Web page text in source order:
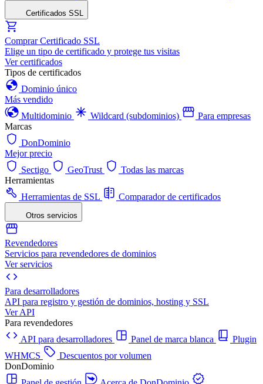
Certificados SSL
Comprar Certificado SSL
Elige un tipo de certificado y protege tus visitas
Ver certificados
Tipos de certificados
Dominio único
Más vendido
Multidominio
Wildcard (subdominios)
Para empresas
Marcas
DonDominio
Mejor precio
Sectigo
GeoTrust
Todas las marcas
Herramientas
Herramientas de SSL
Comparador de certificados
Otros servicios
Revendedores
Servicios para revendedores de dominios
Ver servicios
Para desarrolladores
API para registro y gestión de dominios, hosting y SSL
Ver API
Para revendedores
API para desarrolladores
Panel de marca blanca
Plugin
WHMCS
Descuentos por volumen
DonDominio